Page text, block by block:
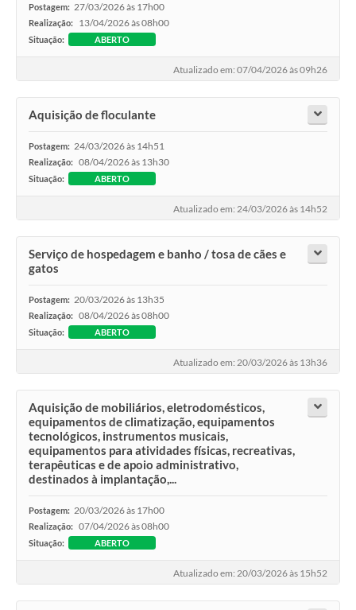
Postagem: 27/03/2026 às 17h00
Realização: 13/04/2026 às 08h00
Situação: ABERTO
Atualizado em: 07/04/2026 às 09h26
Aquisição de floculante
Postagem: 24/03/2026 às 14h51
Realização: 08/04/2026 às 13h30
Situação: ABERTO
Atualizado em: 24/03/2026 às 14h52
Serviço de hospedagem e banho / tosa de cães e
gatos
Postagem: 20/03/2026 às 13h35
Realização: 08/04/2026 às 08h00
Situação: ABERTO
Atualizado em: 20/03/2026 às 13h36
Aquisição de mobiliários, eletrodomésticos,
equipamentos de climatização, equipamentos
tecnológicos, instrumentos musicais,
equipamentos para atividades físicas, recreativas,
terapêuticas e de apoio administrativo,
destinados à implantação,...
Postagem: 20/03/2026 às 17h00
Realização: 07/04/2026 às 08h00
Situação: ABERTO
Atualizado em: 20/03/2026 às 15h52